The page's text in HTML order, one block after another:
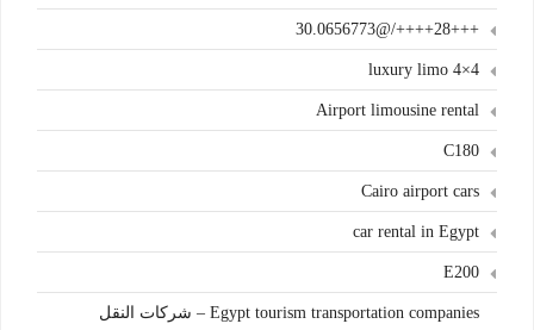
+++28++++/@30.0656773
4×4 luxury limo
Airport limousine rental
C180
Cairo airport cars
car rental in Egypt
E200
Egypt tourism transportation companies – شركات النقل